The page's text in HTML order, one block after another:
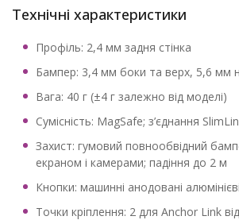
Технічні характеристики
Профіль: 2,4 мм задня стінка
Бампер: 3,4 мм боки та верх, 5,6 мм
Вага: 40 г (±4 г залежно від моделі)
Сумісність: MagSafe; з’єднання
Захист: гумовий повнообвідний
екраном і камерами; падіння до 2 м
Кнопки: машинні анодовані алюмінієві
Точки кріплення: 2 для Anchor Link